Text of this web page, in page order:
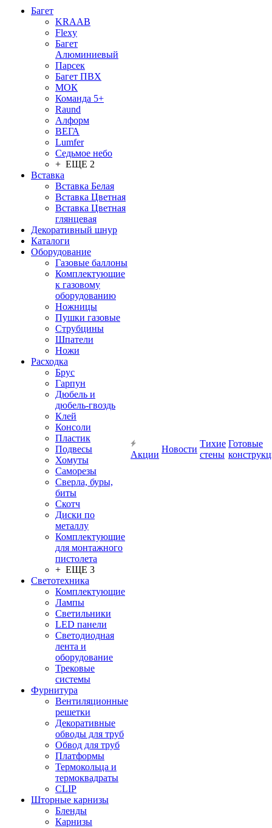
Багет
KRAAB
Flexy
Багет
Алюминиевый
Парсек
Багет ПВХ
МОК
Команда 5+
Raund
Алформ
ВЕГА
Lumfer
Седьмое небо
+ ЕЩЕ 2
Вставка
Вставка Белая
Вставка Цветная
Вставка Цветная
глянцевая
Декоративный шнур
Каталоги
Оборудование
Газовые баллоны
Комплектующие
к газовому
оборудованию
Ножницы
Пушки газовые
Струбцины
Шпатели
Ножи
Расходка
Брус
Гарпун
Дюбель и
дюбель-гвоздь
Клей
Консоли
Пластик
Подвесы
Хомуты
Саморезы
Сверла, буры,
биты
Скотч
Диски по
металлу
Комплектующие
для монтажного
пистолета
+ ЕЩЕ 3
Светотехника
Комплектующие
Лампы
Светильники
LED панели
Светодиодная
лента и
оборудование
Трековые
системы
Фурнитура
Вентиляционные
решетки
Декоративные
обводы для труб
Обвод для труб
Платформы
Термокольца и
термоквадраты
CLIP
Шторные карнизы
Бленды
Карнизы
Акции
Новости
Тихие
стены
Готовые